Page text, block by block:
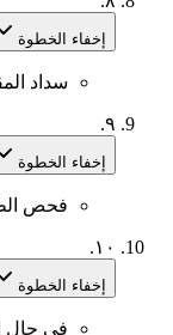
إخفاء الخطوة
سداد
٩.
إخفاء الخطوة
فحص
١٠.
إخفاء الخطوة
في حال